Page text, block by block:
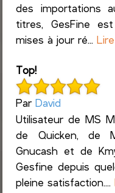
des importations
titres, GesFine
mises à jour ré...
Top!
ParDavid
Utilisateur de MS
de Quicken, de
Gnucash et de
Gesfine depuis
pleine satisfaction....